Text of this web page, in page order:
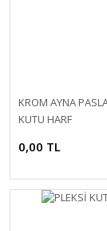
KROM AYNA
KUTU HARF
0,00 TL